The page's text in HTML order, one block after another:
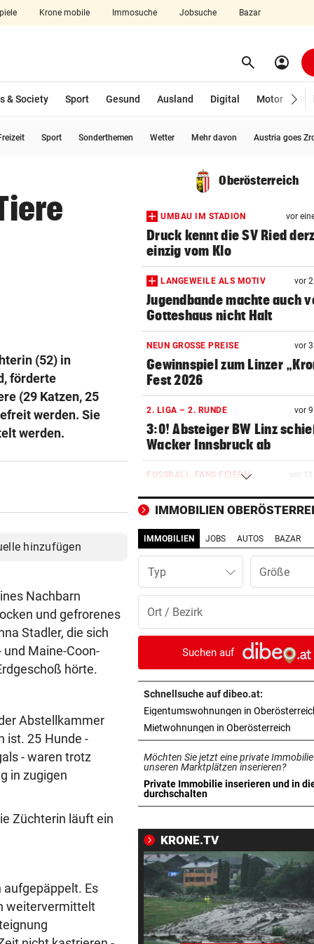
Krone mobile Immosuche Jobsuche Bazar
aufklappen search Suchen
account_circle
& Society Sport Gesund Ausland Digital Motor
Sport Sonderthemen Wetter Mehr davon Austria goes
(52) in
förderte
(29 Katzen, 25
werden. Sie
werden.
hinzufügen
Nachbarn
und gefrorenes
Stadler, die sich
Maine-Coon-
hörte.
Abstellkammer
ist. 25 Hunde -
- waren trotz
in zugigen
Züchterin läuft ein
aufgepäppelt. Es
weitervermittelt
Oberösterreich
UMBAU IM STADION vor
Druck kennt die SV Ried
einzig vom Klo
LANGEWEILE ALS MOTIV vor
Jugendbande machte auch
Gotteshaus nicht Halt
NEUN GROSSE PREISE vor
Gewinnspiel zum Linzer
Fest 2026
2. LIGA – 2. RUNDE vor
3:0! Absteiger BW Linz
Wacker Innsbruck ab
FUSSBALL-FANS FEIERN vor
Hochgefühle dank
eines Kult-Sponsors
SCHLÜSSEL IM PKW vor 12
Dreijähriger Bub wurde aus
heißem Auto gerettet
vor
die Fetzen fliegen
JUGENDLICHE ALS OPFER vor
Penisbilder verschickt: So
reagierten die Vereine
ABER KEIN MORDVERSUCH vor 16
Messerstecher muss für
Jahre ins Gefängnis
REKORDMONAT FÜR RETTER
ohne Bergeinsatz
ERHÖHTE WERTE: vor 18
Der nächste Badesee muss
geschlossen werden
OBERÖSTERREICH vor
IMMOBILIEN
IMMOBILIEN JOBS AUTOS BAZAR
Typ
Suchen auf
Schnellsuche auf dibeo.at:
Eigentumswohnungen in
Mietwohnungen in Oberösterreich
Möchten Sie jetzt eine private
unseren Marktplätzen inserieren?
Private Immobilie inserieren und in
durchschalten
in neuem Tab öffnen
KRONE.TV